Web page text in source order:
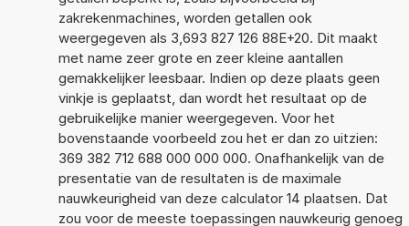
zakrekenmachines, worden getallen ook
weergegeven als 3,693 827 126 88E+20. Dit maakt
met name zeer grote en zeer kleine aantallen
gemakkelijker leesbaar. Indien op deze plaats geen
vinkje is geplaatst, dan wordt het resultaat op de
gebruikelijke manier weergegeven. Voor het
bovenstaande voorbeeld zou het er dan zo uitzien:
369 382 712 688 000 000 000. Onafhankelijk van de
presentatie van de resultaten is de maximale
nauwkeurigheid van deze calculator 14 plaatsen. Dat
zou voor de meeste toepassingen nauwkeurig genoeg